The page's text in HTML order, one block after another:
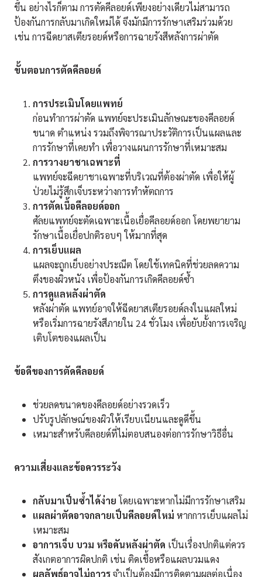
ขึ้น อย่างไรก็ตาม การตัดคีลอยด์เพียงอย่างเดียวไม่สามารถ
ป้องกันการกลับมาเกิดใหม่ได้ จึงมักมีการรักษาเสริมร่วมด้วย
เช่น การฉีดยาสเตียรอยด์หรือการฉายรังสีหลังการผ่าตัด
ขั้นตอนการตัดคีลอยด์
การประเมินโดยแพทย์
ก่อนทำการผ่าตัด แพทย์จะประเมินลักษณะของคีลอยด์
ขนาด ตำแหน่ง รวมถึงพิจารณาประวัติการเป็นแผลและ
การรักษาที่เคยทำ เพื่อวางแผนการรักษาที่เหมาะสม
การวางยาชาเฉพาะที่
แพทย์จะฉีดยาชาเฉพาะที่บริเวณที่ต้องผ่าตัด เพื่อให้ผู้
ป่วยไม่รู้สึกเจ็บระหว่างการทำหัตถการ
การตัดเนื้อคีลอยด์ออก
ศัลยแพทย์จะตัดเฉพาะเนื้อเยื่อคีลอยด์ออก โดยพยายาม
รักษาเนื้อเยื่อปกติรอบๆ ให้มากที่สุด
การเย็บแผล
แผลจะถูกเย็บอย่างประณีต โดยใช้เทคนิคที่ช่วยลดความ
ตึงของผิวหนัง เพื่อป้องกันการเกิดคีลอยด์ซ้ำ
การดูแลหลังผ่าตัด
หลังผ่าตัด แพทย์อาจให้ฉีดยาสเตียรอยด์ลงในแผลใหม่
หรือเริ่มการฉายรังสีภายใน 24 ชั่วโมง เพื่อยับยั้งการเจริญ
เติบโตของแผลเป็น
ข้อดีของการตัดคีลอยด์
ช่วยลดขนาดของคีลอยด์อย่างรวดเร็ว
ปรับรูปลักษณ์ของผิวให้เรียบเนียนและดูดีขึ้น
เหมาะสำหรับคีลอยด์ที่ไม่ตอบสนองต่อการรักษาวิธีอื่น
ความเสี่ยงและข้อควรระวัง
กลับมาเป็นซ้ำได้ง่าย โดยเฉพาะหากไม่มีการรักษาเสริม
แผลผ่าตัดอาจกลายเป็นคีลอยด์ใหม่ หากการเย็บแผลไม่
เหมาะสม
อาการเจ็บ บวม หรือคันหลังผ่าตัด เป็นเรื่องปกติแต่ควร
สังเกตอาการผิดปกติ เช่น ติดเชื้อหรือแผลบวมแดง
ผลลัพธ์อาจไม่ถาวรจำเป็นต้องมีการติดตามผลต่อเนื่อง